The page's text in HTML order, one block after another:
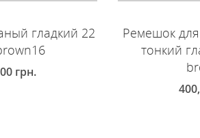
гладкий 22
грн.
Ремешок
тонкий